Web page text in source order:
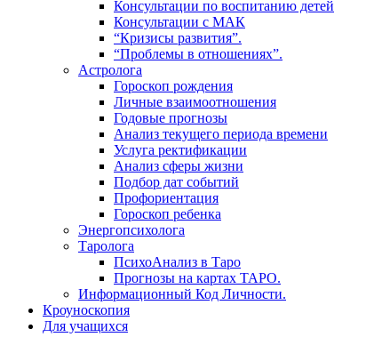
Консультации по воспитанию детей
Консультации с МАК
“Кризисы развития”.
“Проблемы в отношениях”.
Астролога
Гороскоп рождения
Личные взаимоотношения
Годовые прогнозы
Анализ текущего периода времени
Услуга ректификации
Анализ сферы жизни
Подбор дат событий
Профориентация
Гороскоп ребенка
Энергопсихолога
Таролога
ПсихоАнализ в Таро
Прогнозы на картах ТАРО.
Информационный Код Личности.
Кроуноскопия
Для учащихся